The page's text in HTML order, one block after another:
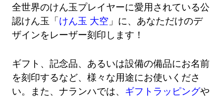
全世界のけん玉プレイヤーに愛用されている公
認けん玉「けん玉 大空 」に、あなただけのデ
ザインをレーザー刻印します！
ギフト、記念品、あるいは設備の備品にお名前
を刻印するなど、様々な用途にお使いくださ
い。また、ナランハでは、 ギフトラッピングや